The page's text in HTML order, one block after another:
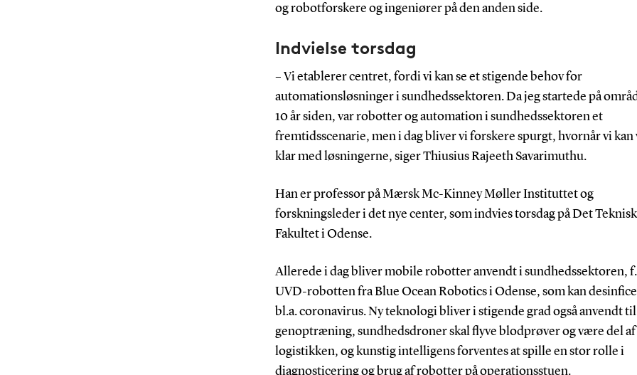
og robotforskere og ingeniører på den anden side.
Indvielse torsdag
– Vi etablerer centret, fordi vi kan se et stigende behov for
automationsløsninger i sundhedssektoren. Da jeg startede på
10 år siden, var robotter og automation i sundhedssektoren et
fremtidsscenarie, men i dag bliver vi forskere spurgt, hvornår vi kan
klar med løsningerne, siger Thiusius Rajeeth Savarimuthu.
Han er professor på Mærsk Mc-Kinney Møller Instituttet og
forskningsleder i det nye center, som indvies torsdag på Det
Fakultet i Odense.
Allerede i dag bliver mobile robotter anvendt i sundhedssektoren,
UVD-robotten fra Blue Ocean Robotics i Odense, som kan
bl.a. coronavirus. Ny teknologi bliver i stigende grad også anvendt til
genoptræning, sundhedsdroner skal flyve blodprøver og være del af
logistikken, og kunstig intelligens forventes at spille en stor rolle i
diagnosticering og brug af robotter på operationsstuen.